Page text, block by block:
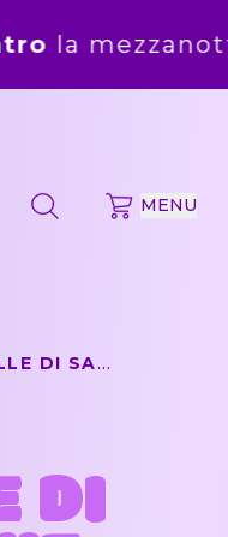
del5
MENU
BOLLE DI SAPONE, LIBRI E STORIE SOTTO L’OMBRELLONE
DI